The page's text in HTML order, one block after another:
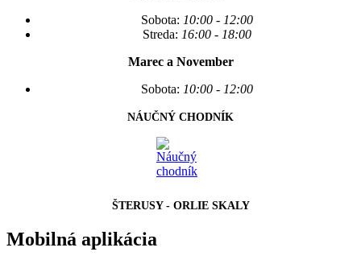
Sobota: 10:00 - 12:00
Streda: 16:00 - 18:00
Marec a November
Sobota: 10:00 - 12:00
NÁUČNÝ CHODNÍK
ŠTERUSY - ORLIE SKALY
Mobilná aplikácia